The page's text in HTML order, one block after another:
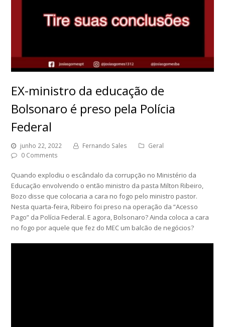
EX-ministro da educação de
Bolsonaro é preso pela Polícia
Federal
junho 22, 2022 Fernando Sales
Geral
0 Comments
Quando explodiu o escândalo da corrupção no Ministério da
Educação envolvendo o então ministro da pasta Milton Ribeiro,
Bozo disse que colocaria a cara no fogo pelo ministro pastor.
Nesta quarta-feira, Ribeiro foi preso na operação da “Acesso
Pago” da Polícia Federal. E agora, Bolsonaro? Ainda coloca a cara
no fogo por aquele que fez do MEC um balcão de negócios?